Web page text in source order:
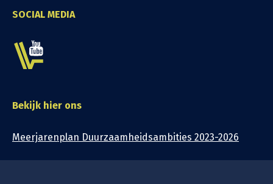
SOCIAL MEDIA
Bekijk hier ons
Meerjarenplan Duurzaamheidsambities 2023-2026